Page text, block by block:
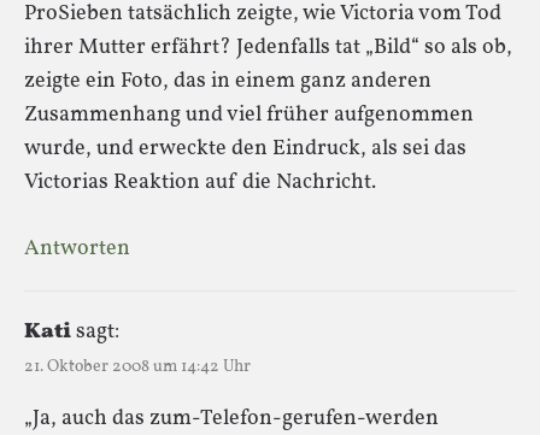
ProSieben tatsächlich zeigte, wie Victoria vom Tod
ihrer Mutter erfährt? Jedenfalls tat „Bild“ so als ob,
zeigte ein Foto, das in einem ganz anderen
Zusammenhang und viel früher aufgenommen
wurde, und erweckte den Eindruck, als sei das
Victorias Reaktion auf die Nachricht.
Antworten
Katisagt:
21. Oktober 2008 um 14:42 Uhr
„Ja, auch das zum-Telefon-gerufen-werden